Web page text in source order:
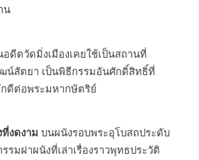
น
อดีตวัดมิ่งเมืองเคยใช้เป็นสถานที่
น์สัตยา เป็นพิธีกรรมอันศักดิ์สิทธิ์ที่
ดีต่อพระมหากษัตริย์
งดงาม บนผนังรอบพระอุโบสถประดับ
รมฝาผนังที่เล่าเรื่องราวพุทธประวัติ